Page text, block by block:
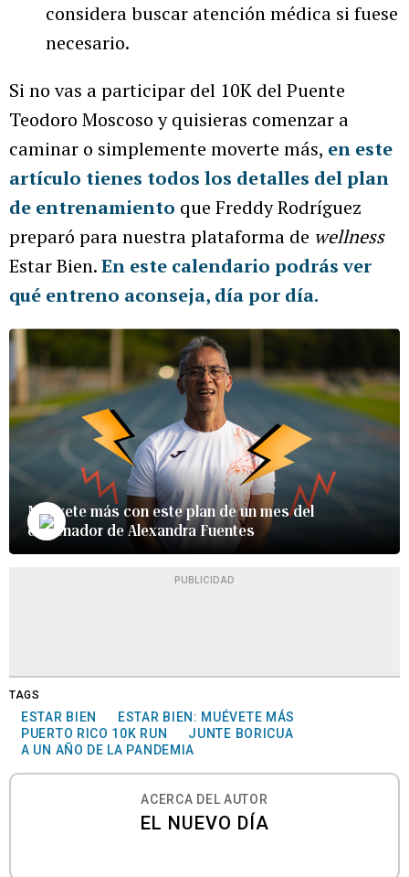
considera buscar atención médica si fuese
necesario.
Si no vas a participar del 10K del Puente
Teodoro Moscoso y quisieras comenzar a
caminar o simplemente moverte más, en este
artículo tienes todos los detalles del plan
de entrenamiento que Freddy Rodríguez
preparó para nuestra plataforma de wellness
Estar Bien.En este calendario podrás ver
qué entreno aconseja, día por día.
Muévete más con este plan de un mes del
entrenador de Alexandra Fuentes
PUBLICIDAD
TAGS
ESTAR BIEN
ESTAR BIEN: MUÉVETE MÁS
PUERTO RICO 10K RUN
JUNTE BORICUA
A UN AÑO DE LA PANDEMIA
ACERCA DEL AUTOR
EL NUEVO DÍA